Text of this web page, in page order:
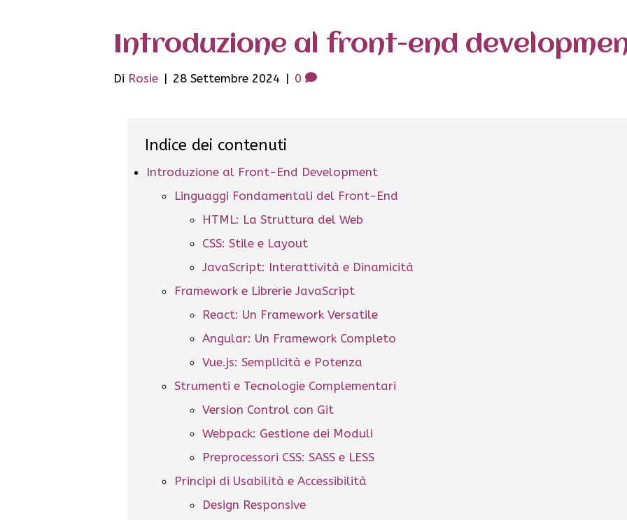
Introduzione al front-end
Di Rosie | 28 Settembre 2024 | 0
Indice dei contenuti
Introduzione al Front-End Development
Linguaggi Fondamentali del Front-End
HTML: La Struttura del Web
CSS: Stile e Layout
JavaScript: Interattività e Dinamicità
Framework e Librerie JavaScript
React: Un Framework Versatile
Angular: Un Framework Completo
Vue.js: Semplicità e Potenza
Strumenti e Tecnologie Complementari
Version Control con Git
Webpack: Gestione dei Moduli
Preprocessori CSS: SASS e LESS
Principi di Usabilità e Accessibilità
Design Responsive